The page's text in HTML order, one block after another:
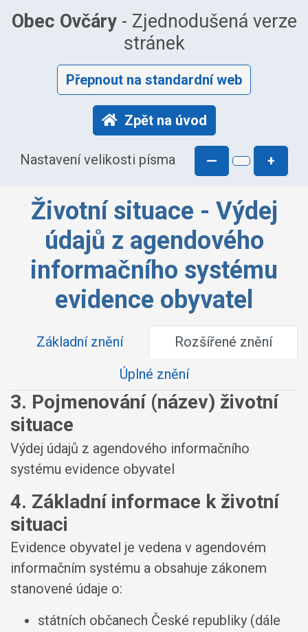
Obec Ovčáry- Zjednodušená verze
stránek
Přepnout na standardní web
Zpět na úvod
Nastavení velikosti písma — +
Životní situace - Výdej
údajů z agendového
informačního systému
evidence obyvatel
Základní znění
Rozšířené znění
Úplné znění
3. Pojmenování (název) životní
situace
Výdej údajů z agendového informačního
systému evidence obyvatel
4. Základní informace k životní
situaci
Evidence obyvatel je vedena v agendovém
informačním systému a obsahuje zákonem
stanovené údaje o:
státních občanech České republiky (dále